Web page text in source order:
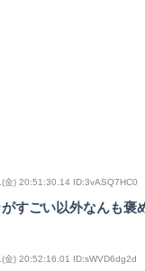
金) 20:51:30.14 ID:3vASQ7HC0
すごい以外なんも褒
金) 20:52:16.01 ID:sWVD6dg2d